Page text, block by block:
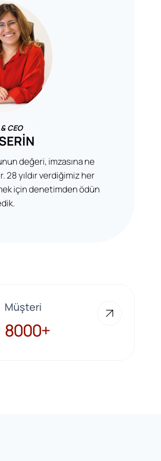
CEO
değeri, imzasına ne
28 yıldır verdiğimiz her
için denetimden ödün
Müşteri
8000+
8000+